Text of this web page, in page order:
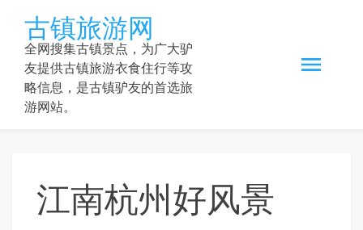
content
古镇旅游网
全网搜集古镇景点，为广大驴
友提供古镇旅游衣食住行等攻
略信息，是古镇驴友的首选旅
游网站。
江南杭州好风景